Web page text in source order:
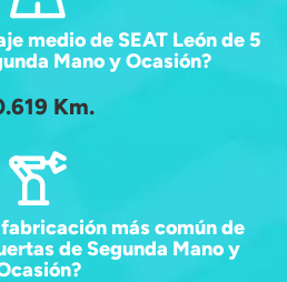
medio de SEAT León de 5
Mano y Ocasión?
Km.
más común de
de Segunda Mano y